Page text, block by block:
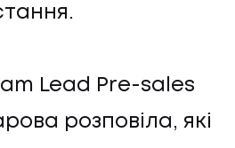
Lead Pre-sales
розповіла, які